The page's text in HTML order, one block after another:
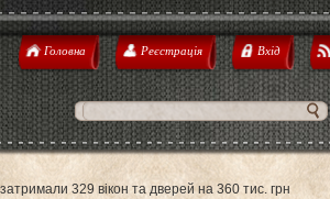
Головна Реєстрація Вхід
329 вікон та дверей на 360 тис. грн